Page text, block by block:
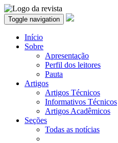
Toggle navigation
Início
Sobre
Apresentação
Perfil dos leitores
Pauta
Artigos
Artigos Técnicos
Informativos Técnicos
Artigos Acadêmicos
Seções
Todas as notícias